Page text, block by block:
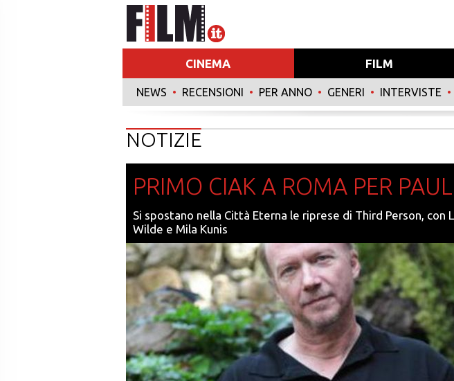
CINEMA FILM
NEWS • RECENSIONI • PER ANNO • GENERI • INTERVISTE •
NOTIZIE
PRIMO CIAK A ROMA PER
Si spostano nella Città Eterna le riprese di Third Person, con
Wilde e Mila Kunis